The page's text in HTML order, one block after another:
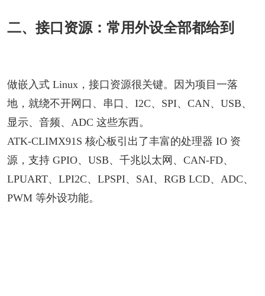
二、接口资源：常用外设全部都给到
做嵌入式 Linux，接口资源很关键。因为项目一落
地，就绕不开网口、串口、I2C、SPI、CAN、USB、
显示、音频、ADC 这些东西。
ATK-CLIMX91S 核心板引出了丰富的处理器 IO 资
源，支持 GPIO、USB、千兆以太网、CAN-FD、
LPUART、LPI2C、LPSPI、SAI、RGB LCD、ADC、
PWM 等外设功能。